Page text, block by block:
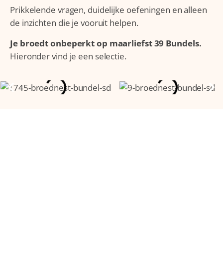
Prikkelende vragen, duidelijke oefeningen en alleen
de inzichten die je vooruit helpen.
Je broedt onbeperkt op maarliefst 39 Bundels.
Hieronder vind je een selectie.